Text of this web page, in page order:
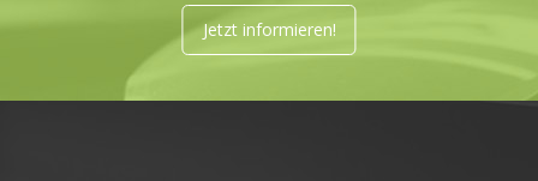
Jetzt informieren!